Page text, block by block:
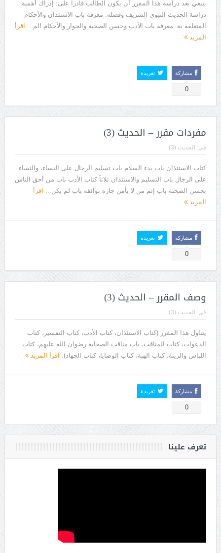
ينبغي بعد دراسة هذا المقرر أن يكون الطالب قادراً على: إدراك أهمية
دراسة الحديث النبوي الشريف وفضله. معرفة باب الاستئذان والأحكام
المتعلقة به. معرفة باب الأدب وحسن الصحبة والجوار والأحكام الم...
اقرأ
المزيد
مشاركة
0
تغريدة
مفردات مقرر – الحديث (3)
فى: الحديث (3)
كتاب الاستئذان باب بدء السلام باب تسليم الرجال على النساء، والنساء
على الرجال باب التسليم والاستئذان ثلاثاً كتاب الأدب باب من أحق الناس
بحسن الصحبة باب إثم من لا يأمن جاره بوائقه باب لم يكن...
اقرأ
المزيد
مشاركة
0
تغريدة
وصف المقرر – الحديث (3)
فى: الحديث (3)
يتناول هذا المقرر (كتاب الاستئذان، كتاب الأدب، كتاب التفسير، كتاب
الدعوات، كتاب المناقب، باب مناقب الصحابة رضوان الله عليهم، كتاب
اللباس والزينة، كتاب الهبة، كتاب الوصايا، كتاب الجهاد). اقرأ المزيد
مشاركة
0
تغريدة
تعرف علينا